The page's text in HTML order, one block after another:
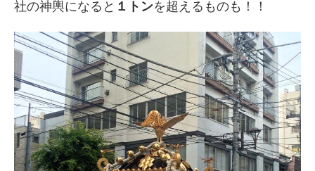
社の神輿になると １トンを超えるものも！！